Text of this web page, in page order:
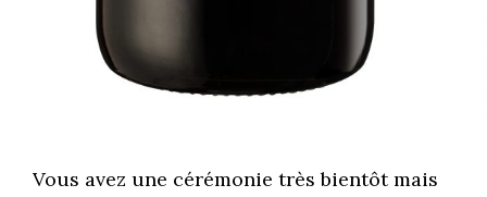
Vous avez une cérémonie très bientôt mais